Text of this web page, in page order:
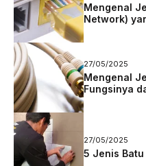
Mengenal
Network)
27/05/2025
Mengenal
Fungsinya
27/05/2025
5 Jenis Batu